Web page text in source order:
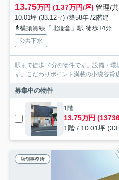
13.75万円 (1.37万円/坪) 管理/
10.01坪 (33.12㎡) /築58年 /2階建
横須賀線「北鎌倉」駅 徒歩14分
公共下水
駅まで徒歩14分の物件です。設備・
す。こだわりポイント満載の小袋谷貸
募集中の物件
1階
13.75万円
1階 / 10.01坪
店舗事務所